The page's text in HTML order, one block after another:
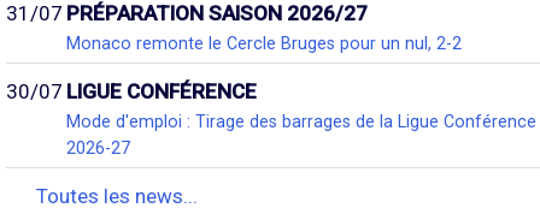
31/07 PRÉPARATION SAISON 2026/27
Monaco remonte le Cercle Bruges pour un nul, 2-2
30/07 LIGUE CONFÉRENCE
Mode d'emploi : Tirage des barrages de la Ligue Conférence
2026-27
Toutes les news...